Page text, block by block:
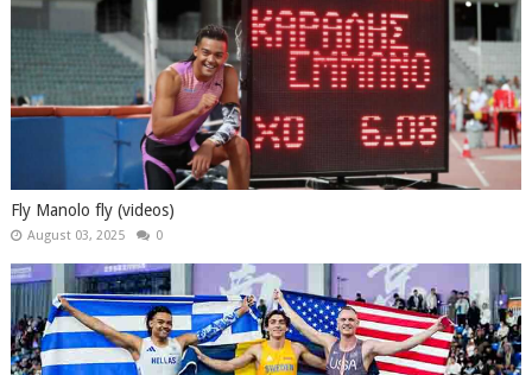
Fly Manolo fly (videos)
August 03, 2025 0